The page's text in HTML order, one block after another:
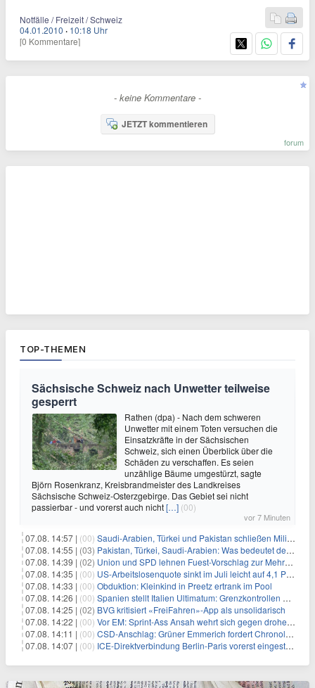
Notfälle / Freizeit / Schweiz
04.01.2010 · 10:18 Uhr
[0 Kommentare]
- keine Kommentare -
JETZT kommentieren
forum
TOP-THEMEN
Sächsische Schweiz nach Unwetter teilweise
gesperrt
Rathen (dpa) - Nach dem schweren
Unwetter mit einem Toten versuchen die
Einsatzkräfte in der Sächsischen
Schweiz, sich einen Überblick über die
Schäden zu verschaffen. Es seien
unzählige Bäume umgestürzt, sagte
Björn Rosenkranz, Kreisbrandmeister des Landkreises
Sächsische Schweiz-Osterzgebirge. Das Gebiet sei nicht
passierbar - und vorerst auch nicht[…] (00)
vor 7 Minuten
07.08. 14:57 | (00) Saudi-Arabien, Türkei und Pakistan schließen Militärbündnis
07.08. 14:55 | (03) Pakistan, Türkei, Saudi-Arabien: Was bedeutet der neue Pakt?
07.08. 14:39 | (02) Union und SPD lehnen Fuest-Vorschlag zur Mehrwertsteuer ab
07.08. 14:35 | (00) US-Arbeitslosenquote sinkt im Juli leicht auf 4,1 Prozent
07.08. 14:33 | (00) Obduktion: Kleinkind in Preetz ertrank im Pool
07.08. 14:26 | (00) Spanien stellt Italien Ultimatum: Grenzkontrollen beenden
07.08. 14:25 | (02) BVG kritisiert «FreiFahren»-App als unsolidarisch
07.08. 14:22 | (00) Vor EM: Sprint-Ass Ansah wehrt sich gegen drohende Sperre
07.08. 14:11 | (00) CSD-Anschlag: Grüner Emmerich fordert Chronologie von Dobrindt
07.08. 14:07 | (00) ICE-Direktverbindung Berlin-Paris vorerst eingestellt